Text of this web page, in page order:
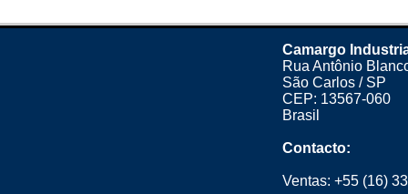
Camargo
Rua Antônio
São Carlos / SP
CEP: 13567-060
Brasil
Contacto:
Ventas: +55 (16)